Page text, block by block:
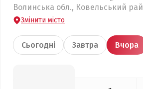
Волинська обл., Ковельський
Змінити місто
Сьогодні Завтра Вчора